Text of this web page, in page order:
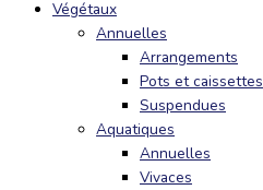
Végétaux
Annuelles
Arrangements
Pots et caissettes
Suspendues
Aquatiques
Annuelles
Vivaces